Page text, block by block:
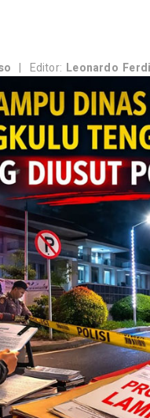
| Editor: Leonardo